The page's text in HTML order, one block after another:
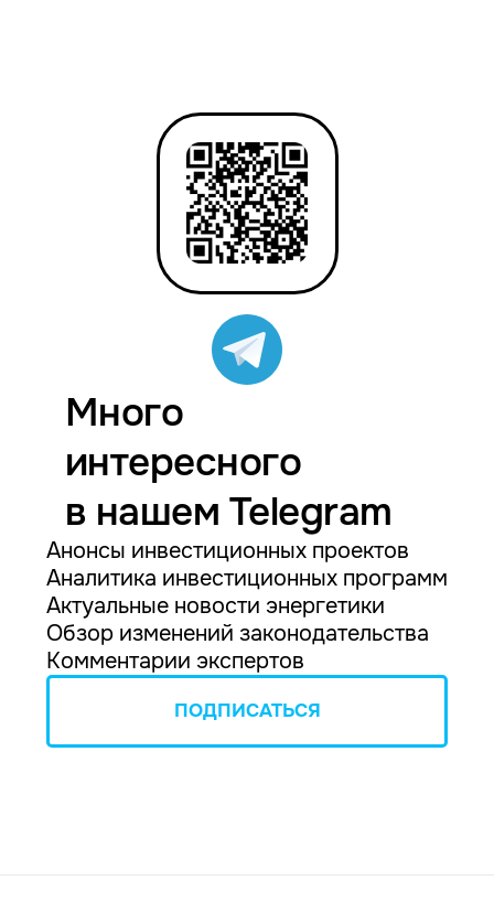
Много
интересного
в нашем Telegram
Анонсы инвестиционных проектов
Аналитика инвестиционных программ
Актуальные новости энергетики
Обзор изменений законодательства
Комментарии экспертов
ПОДПИСАТЬСЯ